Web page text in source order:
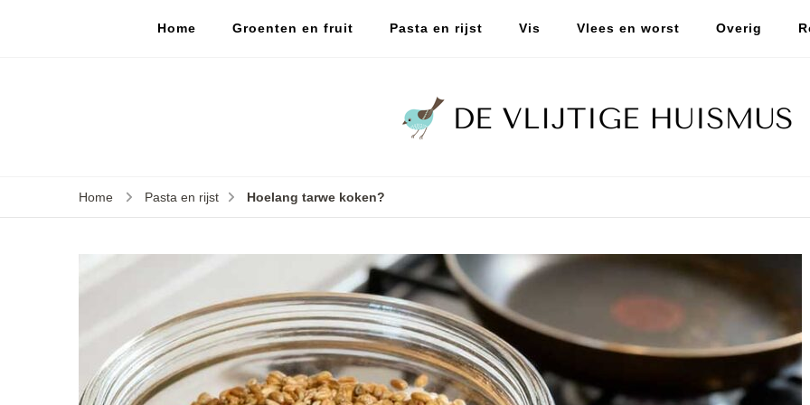
Home Groenten en fruit Pasta en rijst Vis Vlees en worst Overig
Home Pasta en rijst Hoelang tarwe koken?